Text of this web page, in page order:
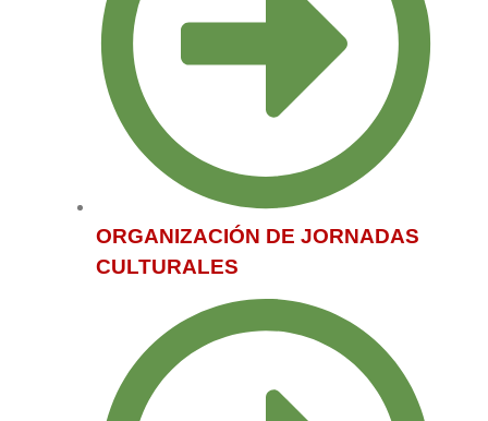
ORGANIZACIÓN DE JORNADAS
CULTURALES